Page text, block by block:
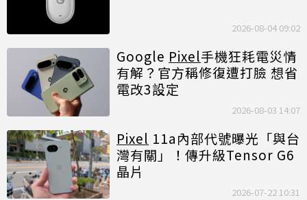
2026-08-04 09:02
Google Pixel手機狂耗電災情
有解？官方稱修復遭打臉 想省
電改3設定
2026-08-03 14:07
Pixel 11a內部代號曝光「與台
灣有關」！傳升級Tensor G6
晶片
2026-07-22 10:31